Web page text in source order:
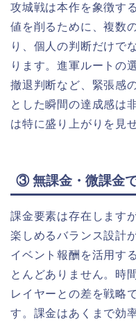
攻城戦は本作を象徴す
値を削るために、複数
り、個人の判断だけで
ります。進軍ルートの
撤退判断など、緊張感
とした瞬間の達成感は
は特に盛り上がりを見
③ 無課金・微課金
課金要素は存在します
楽しめるバランス設計
イベント報酬を活用す
とんどありません。時
レイヤーとの差を戦略
す。課金はあくまで効